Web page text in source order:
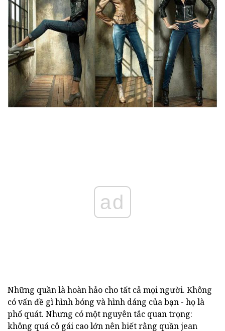
ad
Những quần là hoàn hảo cho tất cả mọi người. Không
có vấn đề gì hình bóng và hình dáng của bạn - họ là
phổ quát. Nhưng có một nguyên tắc quan trọng:
không quá cô gái cao lớn nên biết rằng quần jean